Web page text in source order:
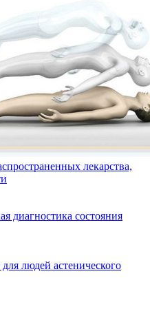
лекарства,
диагностика состояния
людей астенического